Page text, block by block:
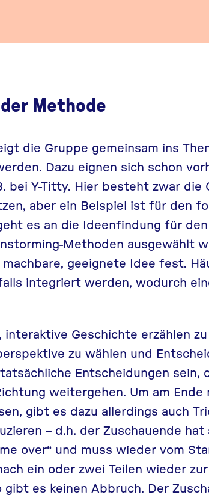
Methode
die Gruppe gemeinsam ins
Dazu eignen sich schon
bei Y-Titty. Hier besteht zwar die
aber ein Beispiel ist für den
es an die Ideenfindung für den
Methoden ausgewählt
geeignete Idee fest.
integriert werden, wodurch
interaktive Geschichte erzählen
zu wählen und
Entscheidungen sein,
weitergehen. Um am
gibt es dazu allerdings auch
– d.h. der Zuschauende hat
over“ und muss wieder vom
ein oder zwei Teilen wieder
gibt es keinen Abbruch. Der